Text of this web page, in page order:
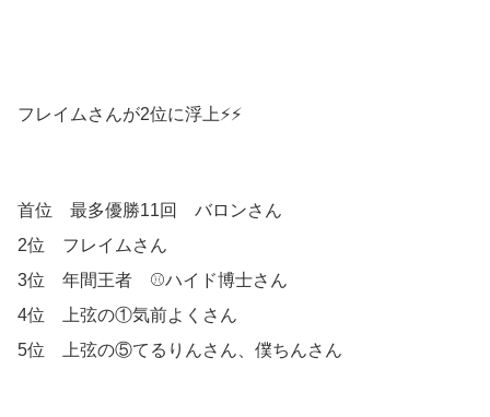
フレイムさんが2位に浮上⚡️⚡️
首位 最多優勝11回 バロンさん
2位 フレイムさん
3位 年間王者 ⚾️ハイド博士さん
4位 上弦の①気前よくさん
5位 上弦の⑤てるりんさん、僕ちんさん